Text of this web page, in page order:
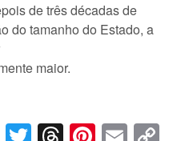
de três décadas de
do tamanho do Estado, a
maior.